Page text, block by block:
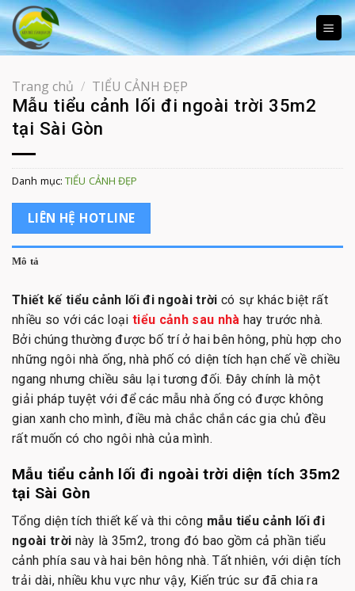
Skip
to
content
Trang chủ / TIỂU CẢNH ĐẸP
Mẫu tiểu cảnh lối đi ngoài trời 35m2
tại Sài Gòn
Danh mục: TIỂU CẢNH ĐẸP
LIÊN HỆ HOTLINE
Mô tả
Thiết kế tiểu cảnh lối đi ngoài trời có sự khác biệt rất
nhiều so với các loạitiểu cảnh sau nhà hay trước nhà.
Bởi chúng thường được bố trí ở hai bên hông, phù hợp cho
những ngôi nhà ống, nhà phố có diện tích hạn chế về chiều
ngang nhưng chiều sâu lại tương đối. Đây chính là một
giải pháp tuyệt với để các mẫu nhà ống có được không
gian xanh cho mình, điều mà chắc chắn các gia chủ đều
rất muốn có cho ngôi nhà của mình.
Mẫu tiểu cảnh lối đi ngoài trời diện tích 35m2
tại Sài Gòn
Tổng diện tích thiết kế và thi công mẫu tiểu cảnh lối đi
ngoài trời này là 35m2, trong đó bao gồm cả phần tiểu
cảnh phía sau và hai bên hông nhà. Tất nhiên, với diện tích
trải dài, nhiều khu vực như vậy, Kiến trúc sư đã chia ra